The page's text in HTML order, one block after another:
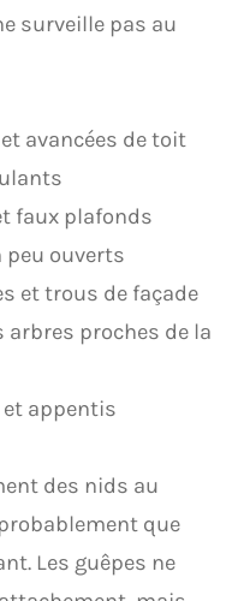
surveille pas au
avancées de toit
faux plafonds
peu ouverts
et trous de façade
arbres proches de la
et appentis
des nids au
que
Les guêpes ne